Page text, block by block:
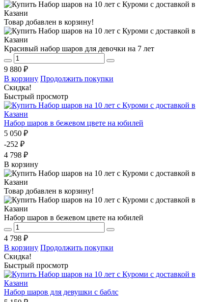
Товар добавлен в корзину!
Красивый набор шаров для девочки на 7 лет
9 880 ₽
В корзину Продолжить покупки
Скидка!
Быстрый просмотр
Набор шаров в бежевом цвете на юбилей
5 050 ₽
-252 ₽
4 798 ₽
В корзину
Товар добавлен в корзину!
Набор шаров в бежевом цвете на юбилей
4 798 ₽
В корзину Продолжить покупки
Скидка!
Быстрый просмотр
Набор шаров для девушки с баблс